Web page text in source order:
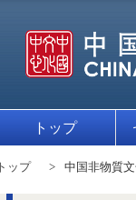
トップ
トップ 中国非物質